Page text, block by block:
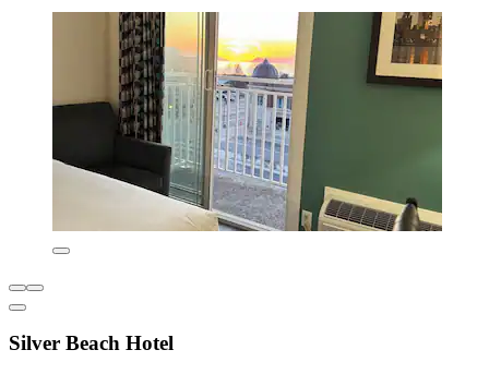
Silver Beach Hotel